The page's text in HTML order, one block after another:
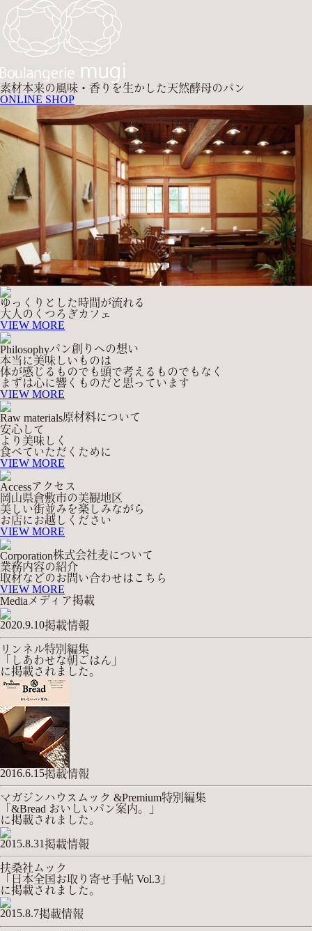
素材本来の風味・香りを生かした天然酵母のパン
ONLINE SHOP
ゆっくりとした時間が流れる
大人のくつろぎカフェ
VIEW MORE
Philosophyパン創りへの想い
本当に美味しいものは
体が感じるものでも頭で考えるものでもなく
まずは心に響くものだと思っています
VIEW MORE
Raw materials原材料について
安心して
より美味しく
食べていただくために
VIEW MORE
Accessアクセス
岡山県倉敷市の美観地区
美しい街並みを楽しみながら
お店にお越しください
VIEW MORE
Corporation株式会社麦について
業務内容の紹介
取材などのお問い合わせはこちら
VIEW MORE
Media メディア掲載
2020.9.10掲載情報
リンネル特別編集
「しあわせな朝ごはん」
に掲載されました。
2016.6.15掲載情報
マガジンハウスムック &Premium特別編集
「&Bread おいしいパン案内。」
に掲載されました。
2015.8.31掲載情報
扶桑社ムック
「日本全国お取り寄せ手帖 Vol.3」
に掲載されました。
2015.8.7掲載情報